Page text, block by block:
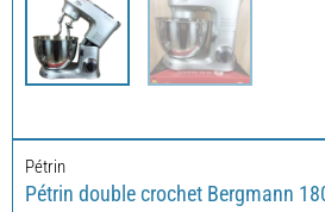
Pétrin
Pétrin double crochet Bergmann